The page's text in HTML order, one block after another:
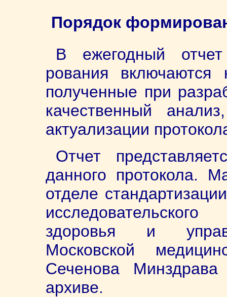
Порядок
В ежегодный
рования включаются
полученные при
качественный
актуализации
Отчет
данного протокола.
отделе
здоровья и
Московской
Сеченова
архиве.